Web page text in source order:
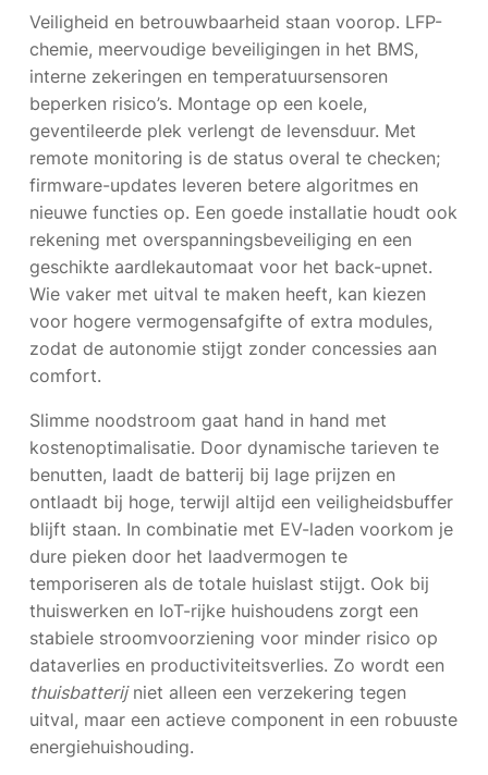
Veiligheid en betrouwbaarheid staan voorop. LFP-
chemie, meervoudige beveiligingen in het BMS,
interne zekeringen en temperatuursensoren
beperken risico’s. Montage op een koele,
geventileerde plek verlengt de levensduur. Met
remote monitoring is de status overal te checken;
firmware-updates leveren betere algoritmes en
nieuwe functies op. Een goede installatie houdt ook
rekening met overspanningsbeveiliging en een
geschikte aardlekautomaat voor het back-upnet.
Wie vaker met uitval te maken heeft, kan kiezen
voor hogere vermogensafgifte of extra modules,
zodat de autonomie stijgt zonder concessies aan
comfort.
Slimme noodstroom gaat hand in hand met
kostenoptimalisatie. Door dynamische tarieven te
benutten, laadt de batterij bij lage prijzen en
ontlaadt bij hoge, terwijl altijd een veiligheidsbuffer
blijft staan. In combinatie met EV-laden voorkom je
dure pieken door het laadvermogen te
temporiseren als de totale huislast stijgt. Ook bij
thuiswerken en IoT-rijke huishoudens zorgt een
stabiele stroomvoorziening voor minder risico op
dataverlies en productiviteitsverlies. Zo wordt een
thuisbatterijniet alleen een verzekering tegen
uitval, maar een actieve component in een robuuste
energiehuishouding.